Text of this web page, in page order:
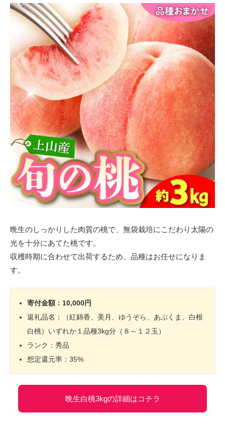
晩生のしっかりした肉質の桃で、無袋栽培にこだわり太陽の
光を十分にあてた桃です。
収穫時期に合わせて出荷するため、品種はお任せになりま
す。
寄付金額：10,000円
返礼品名：（紅錦香、美月、ゆうぞら、あぶくま、白根
白桃）いずれか１品種3kg分（８～１２玉）
ランク：秀品
想定還元率：35%
晩生白桃3kgの詳細はコチラ